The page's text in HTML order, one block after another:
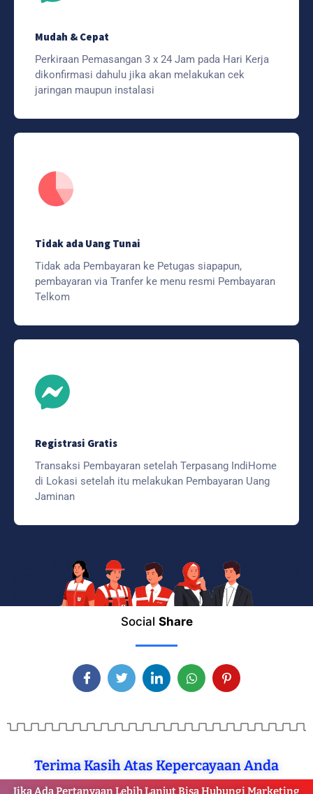
Mudah & Cepat
Perkiraan Pemasangan 3 x 24 Jam pada Hari Kerja
dikonfirmasi dahulu jika akan melakukan cek
jaringan maupun instalasi
Tidak ada Uang Tunai
Tidak ada Pembayaran ke Petugas siapapun,
pembayaran via Tranfer ke menu resmi Pembayaran
Telkom
Registrasi Gratis
Transaksi Pembayaran setelah Terpasang IndiHome
di Lokasi setelah itu melakukan Pembayaran Uang
Jaminan
Social Share
Terima Kasih Atas Kepercayaan Anda
Jika Ada Pertanyaan Lebih Lanjut Bisa Hubungi Marketing